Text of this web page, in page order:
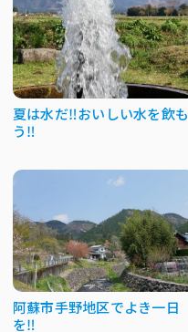
夏は水だ‼おいしい水を飲も
う‼
阿蘇市手野地区でよき一日
を‼